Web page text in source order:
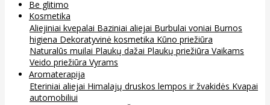
Be glitimo
Kosmetika
Aliejiniai kvepalai Baziniai aliejai Burbulai voniai Burnos
higiena Dekoratyvinė kosmetika Kūno priežiūra
Naturalūs muilai Plaukų dažai Plaukų priežiūra Vaikams
Veido priežiūra Vyrams
Aromaterapija
Eteriniai aliejai Himalajų druskos lempos ir žvakidės Kvapai
automobiliui